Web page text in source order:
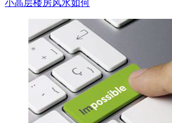
小高层楼房风水如何